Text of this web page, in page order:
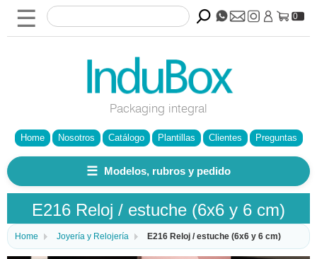
☰
Packaging integral
0
Home Nosotros Catálogo Plantillas Clientes Preguntas
☰ Modelos, rubros y pedido
E216 Reloj / estuche (6x6 y 6 cm)
Home Joyería y Relojería E216 Reloj / estuche (6x6 y 6 cm)